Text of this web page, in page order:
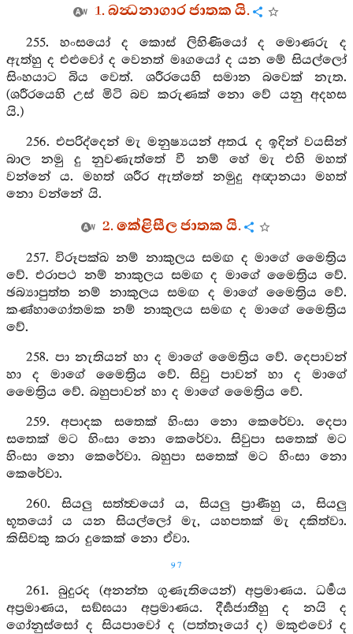
1. බන්‍ධනාගාර ජාතක යි.
255. හංසයෝ ද කොස් ලිහිණියෝ ද මොණරු ද
ඇත්හු ද එළුවෝ ද වෙනත් මෘගයෝ ද යන මේ සියල්ලෝ
සිංහයාට බිය වෙත්. ශරීරයෙහි සමාන බවෙක් නැත.
(ශරීරයෙහි උස් මිටි බව කරුණක් නො වේ යනු අදහස
යි.)
256. එපරිද්දෙන් මැ මනුෂ්‍යයන් අතරැ ද ඉදින් වයසින්
බාල නමු දු නුවණැත්තේ වී නම් හේ මැ එහි මහත්
වන්නේ ය. මහත් ශරීර ඇත්තේ නමුදු අඥානයා මහත්
නො වන්නේ යි.
2. කේළිසීල ජාතක යි.
257. විරූපක්ඛ නම් නාකුලය සමඟ ද මාගේ මෛත්‍රිය
වේ. එරාපථ නම් නාකුලය සමඟ ද මාගේ මෛත්‍රිය වේ.
ඡබ්‍යාපුත්ත නම් නාකුලය සමඟ ද මාගේ මෛත්‍රිය වේ.
කණ්හාගෝතමක නම් නාකුලය සමඟ ද මාගේ මෛත්‍රිය
වේ.
258. පා නැතියන් හා ද මාගේ මෛත්‍රිය වේ. දෙපාවන්
හා ද මාගේ මෛත්‍රිය වේ. සිවු පාවන් හා ද මාගේ
මෛත්‍රිය වේ. බහුපාවන් හා ද මාගේ මෛත්‍රිය වේ.
259. අපාදක සතෙක් හිංසා නො කෙරේවා. දෙපා
සතෙක් මට හිංසා නො කෙරේවා. සිවුපා සතෙක් මට
හිංසා නො කෙරේවා. බහුපා සතෙක් මට හිංසා නො
කෙරේවා.
260. සියලු සත්ත්‍වයෝ ය, සියලු ප්‍රාණීහු ය, සියලු
භූතයෝ ය යන සියල්ලෝ මැ, යහපතක් මැ දකිත්වා.
කිසිවකු කරා දුකෙක් නො ඒවා.
97
261. බුදුරද (අනන්ත ගුණැතියෙන්) අප්‍රමාණය. ධර්‍මය
අප්‍රමාණය, සඞ්ඝයා අප්‍රමාණය. දීර්‍ඝජාතීහු ද නයි ද
ගෝනුස්සෝ ද සියපාවෝ ද (පත්තෑයෝ ද) මකුළුවෝ ද